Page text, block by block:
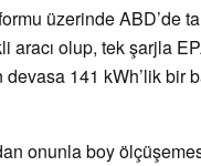
üzerinde ABD’de
aracı olup, tek şarjla
141 kWh’lik bir
onunla boy